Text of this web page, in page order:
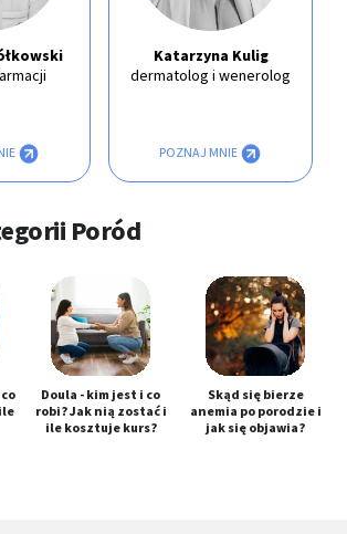
Katarzyna Kulig
dermatolog i wenerolog
POZNAJ MNIE
Poród
Doula - kim jest i co
robi? Jak nią zostać i
ile kosztuje kurs?
Skąd się bierze
anemia po porodzie i
jak się objawia?